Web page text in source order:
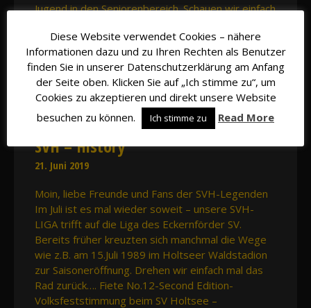
Jugend in den Seniorenbereich. Schauen wir einfach
Sacht – Obmann: Rolf
Read More…
SVH – History
21. Juni 2019
Moin, liebe Freunde und Fans der SVH-Legenden
Im Juli ist es mal wieder soweit – unsere SVH-
LIGA trifft auf die Liga des Eckernförder SV.
Bereits früher kreuzten sich manchmal die Wege
wie z.B. am 15.Juli 1989 im Holtseer Waldstadion
zur Saisoneröffnung. Drehen wir einfach mal das
Rad zurück…. Fiete No.12-Second Edition-
Volksfeststimmung beim SV Holtsee –
Diese Website verwendet Cookies – nähere
Informationen dazu und zu Ihren Rechten als Benutzer
finden Sie in unserer Datenschutzerklärung am Anfang
der Seite oben. Klicken Sie auf „Ich stimme zu“, um
Cookies zu akzeptieren und direkt unsere Website
besuchen zu können.
Ich stimme zu Read More